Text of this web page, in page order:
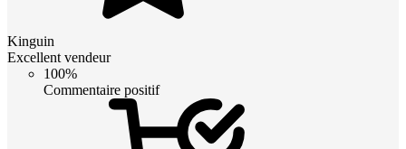
Kinguin
Excellent vendeur
100%
Commentaire positif